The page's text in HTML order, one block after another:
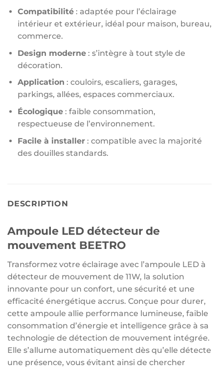
Compatibilité: adaptée pour l’éclairage
intérieur et extérieur, idéal pour maison, bureau,
commerce.
Design moderne: s’intègre à tout style de
décoration.
Application : couloirs, escaliers, garages,
parkings, allées, espaces commerciaux.
Écologique: faible consommation,
respectueuse de l’environnement.
Facile à installer: compatible avec la majorité
des douilles standards.
DESCRIPTION
Ampoule LED détecteur de
mouvement BEETRO
Transformez votre éclairage avec l’ampoule LED à
détecteur de mouvement de 11W, la solution
innovante pour un confort, une sécurité et une
efficacité énergétique accrus. Conçue pour durer,
cette ampoule allie performance lumineuse, faible
consommation d’énergie et intelligence grâce à sa
technologie de détection de mouvement intégrée.
Elle s’allume automatiquement dès qu’elle détecte
une présence, vous évitant ainsi de chercher